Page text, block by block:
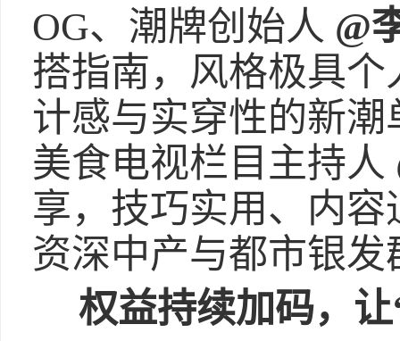
OG、潮牌创始人 @
搭指南，风格极具
计感与实穿性的新
美食电视栏目主持人
享，技巧实用、内
资深中产与都市银
权益持续加码，